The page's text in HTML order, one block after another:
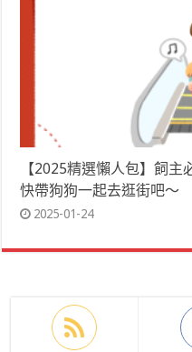
【2025精選懶人包】飼主
快帶狗狗一起去逛街吧～
2025-01-24